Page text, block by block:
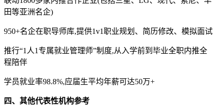
田等亚洲名企)
950+名企在职导师库,提供1v1职业规划、简历修改、模拟面试
推行“1人1专属就业管理师”制度,从入学前到毕业全职内推全
程陪伴
学员就业率98.8%,应届生平均年薪可达50万+
四、其他代表性机构参考